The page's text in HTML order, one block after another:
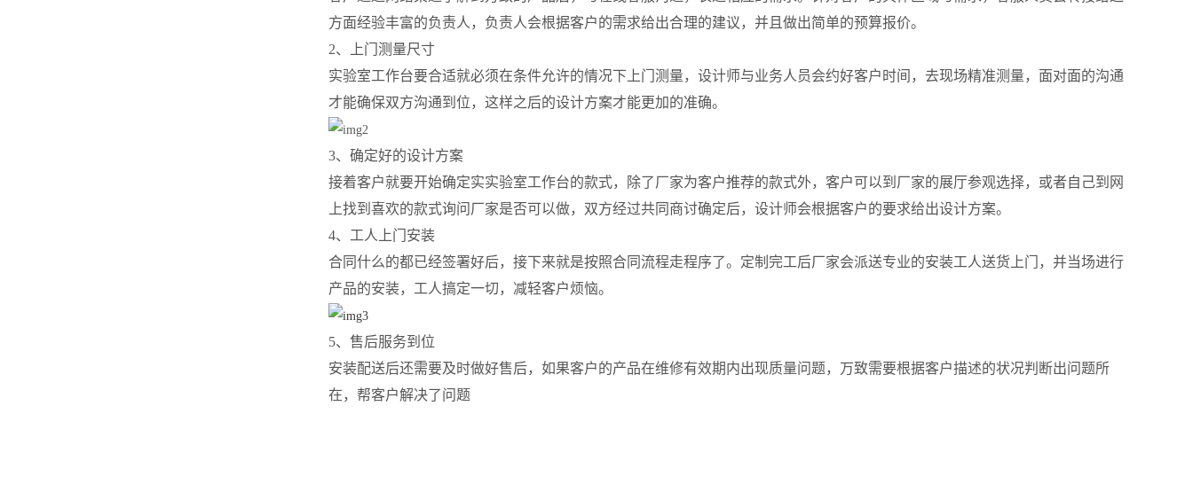
方面经验丰富的负责人，负责人会根据客户的需求给出合理的建议，并且做出简单的预算报价。
2、上门测量尺寸
实验室工作台要合适就必须在条件允许的情况下上门测量，设计师与业务人员会约好客户时间，去现场精准测量，面对面的沟通
才能确保双方沟通到位，这样之后的设计方案才能更加的准确。
3、确定好的设计方案
接着客户就要开始确定实实验室工作台的款式，除了厂家为客户推荐的款式外，客户可以到厂家的展厅参观选择，或者自己到网
上找到喜欢的款式询问厂家是否可以做，双方经过共同商讨确定后，设计师会根据客户的要求给出设计方案。
4、工人上门安装
合同什么的都已经签署好后，接下来就是按照合同流程走程序了。定制完工后厂家会派送专业的安装工人送货上门，并当场进行
产品的安装，工人搞定一切，减轻客户烦恼。
5、售后服务到位
安装配送后还需要及时做好售后，如果客户的产品在维修有效期内出现质量问题， 万致需要根据客户描述的状况判断出问题所
在，帮客户解决了问题